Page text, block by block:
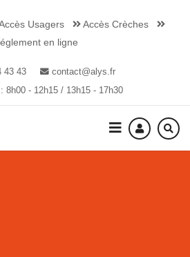
Usagers
Accès Crèches
en ligne
43 43
contact@alys.fr
8h00 - 12h15 / 13h15 - 17h30